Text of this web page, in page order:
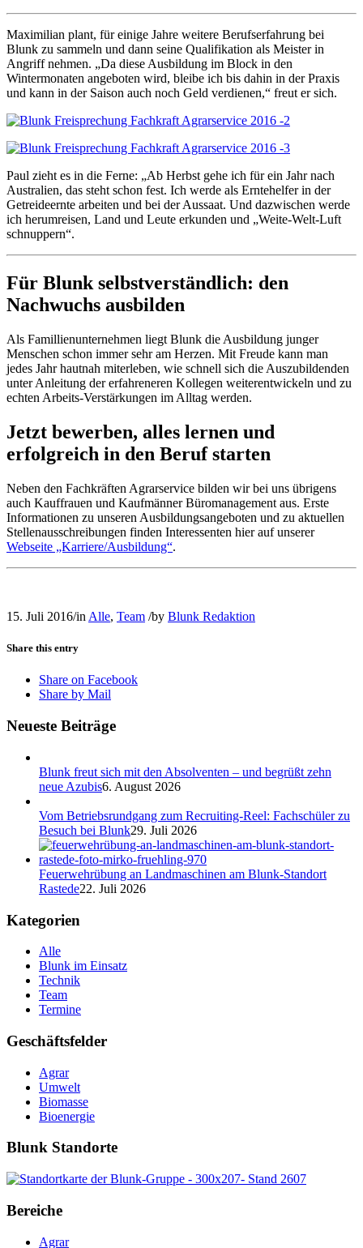
Maximilian plant, für einige Jahre weitere Berufserfahrung bei
Blunk zu sammeln und dann seine Qualifikation als Meister in
Angriff nehmen. „Da diese Ausbildung im Block in den
Wintermonaten angeboten wird, bleibe ich bis dahin in der Praxis
und kann in der Saison auch noch Geld verdienen,“ freut er sich.
Paul zieht es in die Ferne: „Ab Herbst gehe ich für ein Jahr nach
Australien, das steht schon fest. Ich werde als Erntehelfer in der
Getreideernte arbeiten und bei der Aussaat. Und dazwischen werde
ich herumreisen, Land und Leute erkunden und „Weite-Welt-Luft
schnuppern“.
Für Blunk selbstverständlich: den
Nachwuchs ausbilden
Als Famillienunternehmen liegt Blunk die Ausbildung junger
Menschen schon immer sehr am Herzen. Mit Freude kann man
jedes Jahr hautnah miterleben, wie schnell sich die Auszubildenden
unter Anleitung der erfahreneren Kollegen weiterentwickeln und zu
echten Arbeits-Verstärkungen im Alltag werden.
Jetzt bewerben, alles lernen und
erfolgreich in den Beruf starten
Neben den Fachkräften Agrarservice bilden wir bei uns übrigens
auch Kauffrauen und Kaufmänner Büromanagement aus. Erste
Informationen zu unseren Ausbildungsangeboten und zu aktuellen
Stellenausschreibungen finden Interessenten hier auf unserer
Webseite „Karriere/Ausbildung“.
15. Juli 2016/in Alle, Team /by Blunk Redaktion
Share this entry
Share on Facebook
Share by Mail
Neueste Beiträge
Blunk freut sich mit den Absolventen – und begrüßt zehn
neue Azubis6. August 2026
Vom Betriebsrundgang zum Recruiting-Reel: Fachschüler zu
Besuch bei Blunk29. Juli 2026
Feuerwehrübung an Landmaschinen am Blunk-Standort
Rastede22. Juli 2026
Kategorien
Alle
Blunk im Einsatz
Technik
Team
Termine
Geschäftsfelder
Agrar
Umwelt
Biomasse
Bioenergie
Blunk Standorte
Bereiche
Agrar